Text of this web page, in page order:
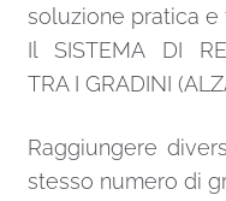
soluzione pratica e
Il SISTEMA DI
TRA I GRADINI
Raggiungere
stesso numero di